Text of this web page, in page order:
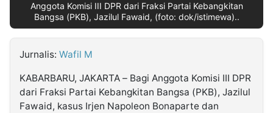
Kabarbaru.co
Anggota Komisi III DPR dari Fraksi Partai Kebangkitan
Bangsa (PKB), Jazilul Fawaid, (foto: dok/istimewa)..
Jurnalis: Wafil M
KABARBARU, JAKARTA – Bagi Anggota Komisi III DPR
dari Fraksi Partai Kebangkitan Bangsa (PKB), Jazilul
Fawaid, kasus Irjen Napoleon Bonaparte dan